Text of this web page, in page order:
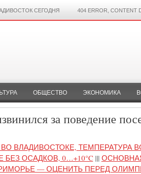
СЕГОДНЯ 404 ERROR, CONTENT
ОБЩЕСТВО ЭКОНОМИКА
за поведение
ВЛАДИВОСТОКЕ, ТЕМПЕРАТУРА
БЕЗ ОСАДКОВ, 0…+10°C|||
— ОЦЕНИТЬ ПЕРЕД